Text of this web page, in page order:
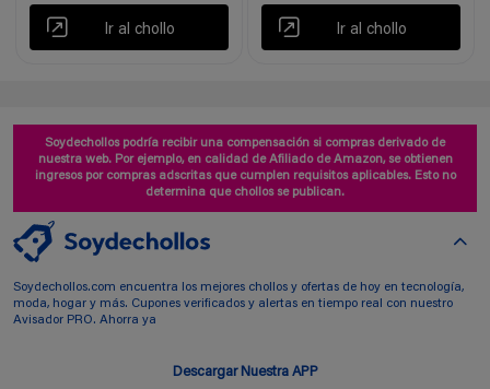
Ir al chollo Ir al chollo
Soydechollos podría recibir una compensación si compras derivado de
nuestra web. Por ejemplo, en calidad de Afiliado de Amazon, se obtienen
ingresos por compras adscritas que cumplen requisitos aplicables. Esto no
determina que chollos se publican.
Soydechollos.com encuentra los mejores chollos y ofertas de hoy en tecnología,
moda, hogar y más. Cupones verificados y alertas en tiempo real con nuestro
Avisador PRO. Ahorra ya
Descargar Nuestra APP